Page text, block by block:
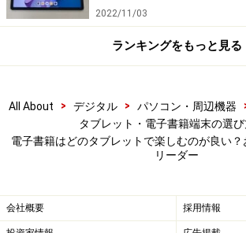
ディスプレイ：電子ペーパー6インチ
ケール 1072x1448ドット 300ppi
サイズ：143 x 122 x 3.4-8.5 mm
通信機能：Wi-Fi、3G通信
401ppi
サイズ：158.2 × 77.9 × 7.3mm
2022/11/03
ランキングをもっと見る
All About > デジタル > パソコン・周辺機器
タブレット・電子書籍端末の選
電子書籍はどのタブレットで楽しむのが良い
リーダー
会社概要 採用情報